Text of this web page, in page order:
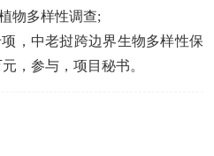
物多样性调查;
项，中老挝跨边界生物多样性保
，参与，项目秘书。